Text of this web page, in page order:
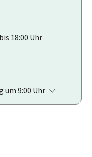
18:00 Uhr
um 9:00 Uhr